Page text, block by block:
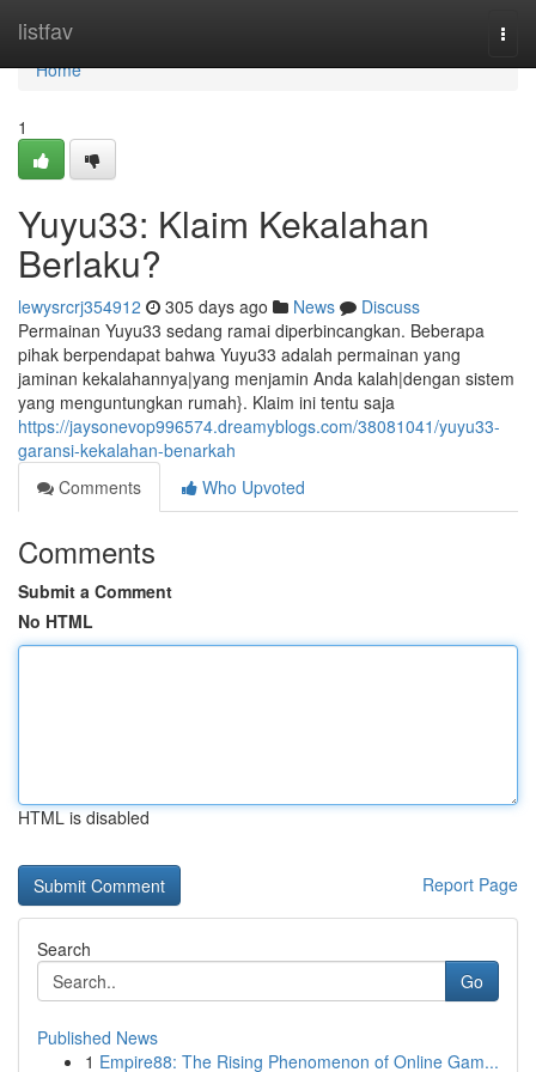
listfav
Home
Home
1
Yuyu33: Klaim Kekalahan
Berlaku?
lewysrcrj354912 305 days ago News
Discuss
Permainan Yuyu33 sedang ramai diperbincangkan. Beberapa
pihak berpendapat bahwa Yuyu33 adalah permainan yang
jaminan kekalahannya|yang menjamin Anda kalah|dengan sistem
yang menguntungkan rumah}. Klaim ini tentu saja
https://jaysonevop996574.dreamyblogs.com/38081041/yuyu33-
garansi-kekalahan-benarkah
Comments
Who Upvoted
Comments
Submit a Comment
No HTML
HTML is disabled
Report Page
Search
Go
Published News
1 Empire88: The Rising Phenomenon of Online Gam...